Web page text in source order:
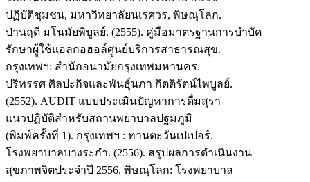
ปฏิบัติชุมชน, มหาวิทยาลัยนเรศวร, พิษณุโลก.
ป่านฤดี มโนมัยพิบูลย์. (2555). คู่มือมาตรฐานการบำบัด
รักษาผู้ใช้แอลกอฮอล์ศูนย์บริการสาธารณสุข.
กรุงเทพฯ: สำนักอนามัยกรุงเทพมหานคร.
ปริทรรศ ศิลปะกิจและพันธ์ุนภา กิตติรัตน์ไพบูลย์.
(2552). AUDIT แบบประเมินปัญหาการดื่มสุรา
แนวปฏิบัติสำหรับสถานพยาบาลปฐมภูมิ
(พิมพ์ครั้งที่ 1). กรุงเทพฯ : ทานตะวันเปเปอร์.
โรงพยาบาลบางระกำ. (2556). สรุปผลการดำเนินงาน
สุขภาพจิตประจำปี 2556. พิษณุโลก: โรงพยาบาล